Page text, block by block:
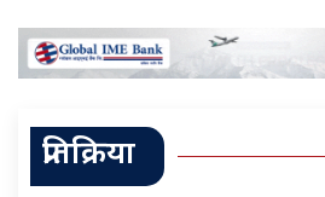
प्रतिक्रिया